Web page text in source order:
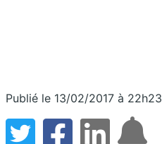
Publié le 13/02/2017 à 22h23